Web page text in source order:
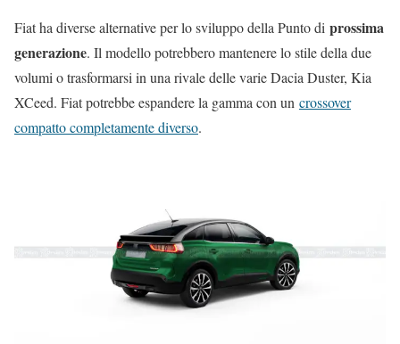
Fiat ha diverse alternative per lo sviluppo della Punto di prossima
generazione. Il modello potrebbero mantenere lo stile della due
volumi o trasformarsi in una rivale delle varie Dacia Duster, Kia
XCeed. Fiat potrebbe espandere la gamma con un crossover
compatto completamente diverso.